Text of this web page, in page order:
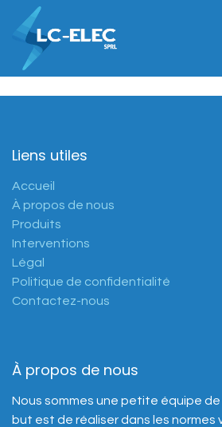
Skip to Content
Liens utiles
Accueil
À propos de nous
Produits
Interventions
Légal
Politique de confidentialité
Contactez-nous
À propos de nous
Nous sommes une petite équipe
but est de réaliser dans les